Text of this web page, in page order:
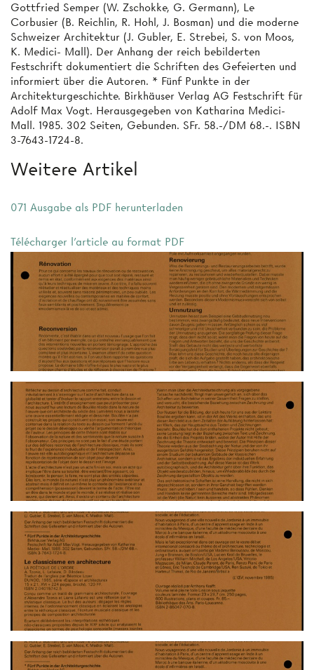
Gottfried Semper (W. Zschokke, G. Germann), Le
Corbusier (B. Reichlin, R. Hohl, J. Bosman) und die moderne
Schweizer Architektur (J. Gubler, E. Strebei, S. von Moos,
K. Medici- Mall). Der Anhang der reich bebilderten
Festschrift dokumentiert die Schriften des Gefeierten und
informiert über die Autoren. * Fünf Punkte in der
Architekturgeschichte. Birkhäuser Verlag AG Festschrift für
Adolf Max Vogt. Herausgegeben von Katharina Medici-
Mall. 1985. 302 Seiten, Gebunden. SFr. 58.-/DM 68.-. ISBN
3-7643-1724-8.
Weitere Artikel
071 Ausgabe als PDF herunterladen
Télécharger l'article au format PDF